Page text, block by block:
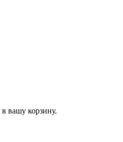
вашу корзину.